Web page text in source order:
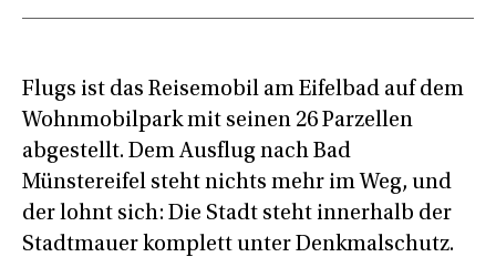
Flugs ist das Reisemobil am Eifelbad auf dem
Wohnmobilpark mit seinen 26 Parzellen
abgestellt. Dem Ausflug nach Bad
Münstereifel steht nichts mehr im Weg, und
der lohnt sich: Die Stadt steht innerhalb der
Stadtmauer komplett unter Denkmalschutz.